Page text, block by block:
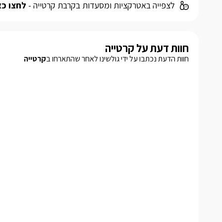
לצפייה באטרקציות ומסעדות בקרבת קרטייה - לחצו
חוות דעת על קרטייה
חוות הדעת נכתבו על ידי גולשינו לאחר שהתארחו בקרטייה